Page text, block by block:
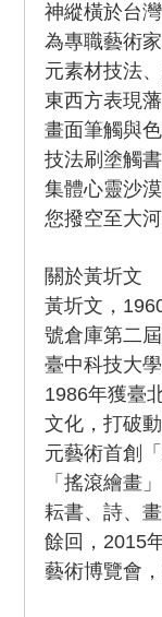
神縱橫於台
為專職藝術
元素材技法
東西方表現
畫面筆觸與
技法刷塗觸
集體心靈沙
您撥空至大
關於黃圻文
黃圻文，
號倉庫第二
臺中科技大
1986年獲臺
文化，打破
元藝術首創
「搖滾繪畫
耘書、詩、
餘回，2015
藝術博覽會